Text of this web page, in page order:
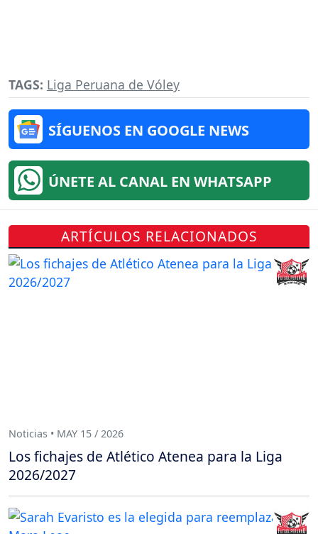
TAGS: Liga Peruana de Vóley
SÍGUENOS EN GOOGLE NEWS
ÚNETE AL CANAL EN WHATSAPP
ARTÍCULOS RELACIONADOS
Noticias • MAY 15 / 2026
Los fichajes de Atlético Atenea para la Liga
2026/2027